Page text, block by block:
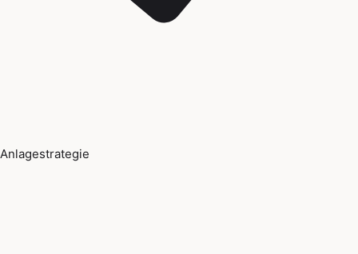
Anlagestrategie